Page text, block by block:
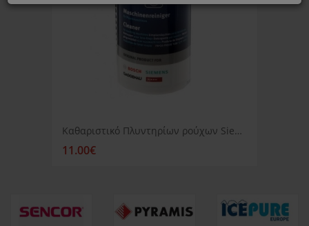
Καθαριστικό Πλυντηρίων ρούχων Siemens
11.00€